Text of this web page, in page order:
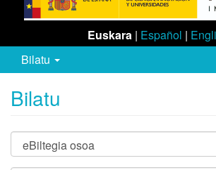
Euskara | Español |
Bilatu
Bilatu